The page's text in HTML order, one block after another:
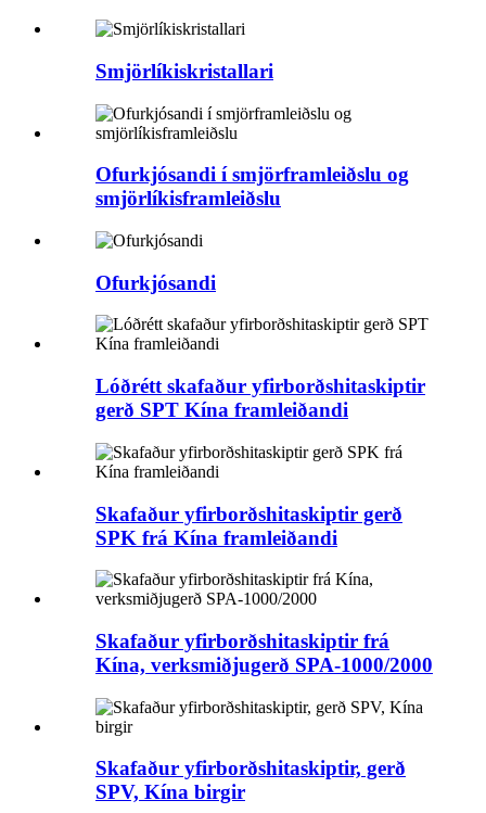
Smjörlíkiskristallari
Ofurkjósandi í smjörframleiðslu og
smjörlíkisframleiðslu
Ofurkjósandi
Lóðrétt skafaður yfirborðshitaskiptir
gerð SPT Kína framleiðandi
Skafaður yfirborðshitaskiptir gerð
SPK frá Kína framleiðandi
Skafaður yfirborðshitaskiptir frá
Kína, verksmiðjugerð SPA-1000/2000
Skafaður yfirborðshitaskiptir, gerð
SPV, Kína birgir